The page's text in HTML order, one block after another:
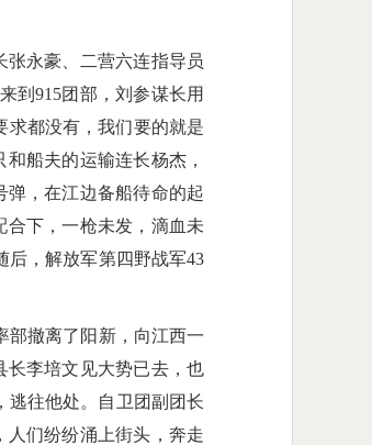
永豪、二营六连指导员
到915团部，刘参谋长用
求都没有，我们要的就是
船夫的运输连长杨杰，
弹，在江边备船待命的起
合下，一枪未发，滴血未
后，解放军第四野战军43
撤离了阳新，向江西一
长李培文见大势已去，也
逃往他处。自卫团副团长
人们纷纷涌上街头，奔走